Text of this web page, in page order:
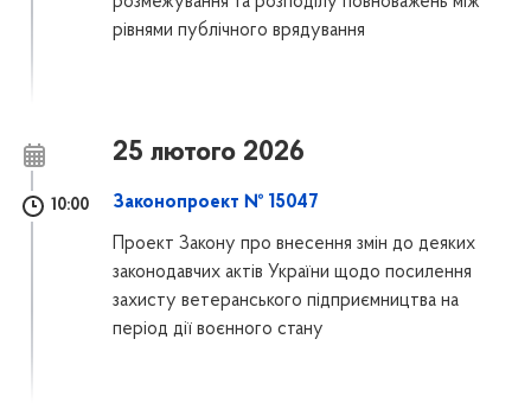
рівнями публічного врядування
25 лютого 2026
10:00 Законопроект № 15047
Проект Закону про внесення змін до деяких
законодавчих актів України щодо посилення
захисту ветеранського підприємництва на
період дії воєнного стану